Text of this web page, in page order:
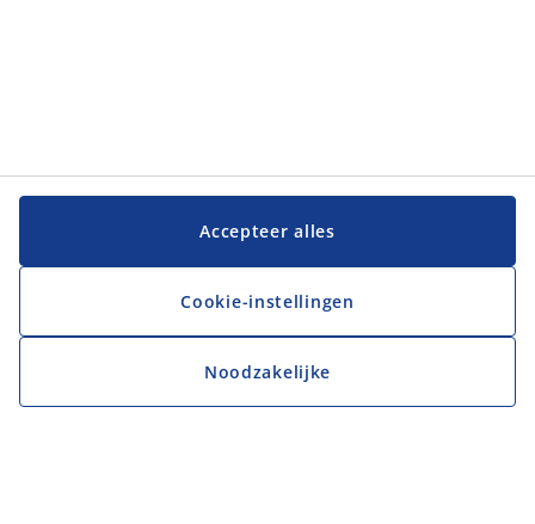
Accepteer alles
Cookie-instellingen
Noodzakelijke